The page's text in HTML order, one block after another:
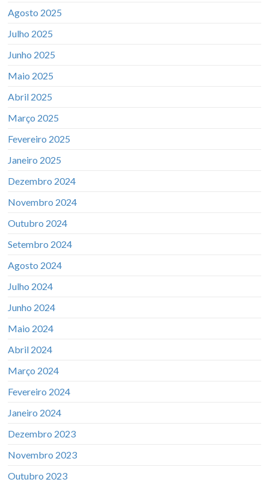
Agosto 2025
Julho 2025
Junho 2025
Maio 2025
Abril 2025
Março 2025
Fevereiro 2025
Janeiro 2025
Dezembro 2024
Novembro 2024
Outubro 2024
Setembro 2024
Agosto 2024
Julho 2024
Junho 2024
Maio 2024
Abril 2024
Março 2024
Fevereiro 2024
Janeiro 2024
Dezembro 2023
Novembro 2023
Outubro 2023